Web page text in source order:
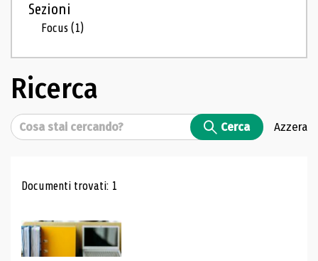
Sezioni
Focus(1)
Ricerca
Cerca Cerca Azzera
Risultati di ricerca
Documenti trovati: 1